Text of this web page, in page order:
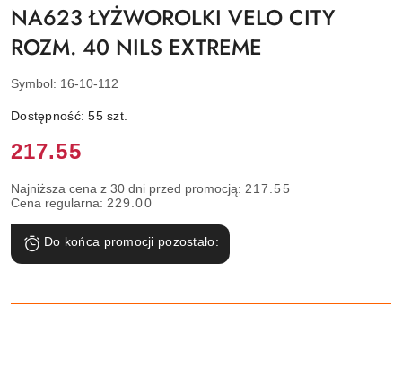
NA623 ŁYŻWOROLKI VELO CITY
ROZM. 40 NILS EXTREME
Symbol: 16-10-112
Dostępność:55szt.
Cena:
217.55
Najniższa cena z 30 dni przed promocją: 217.55
Cena regularna: 229.00
Do końca promocji pozostało: